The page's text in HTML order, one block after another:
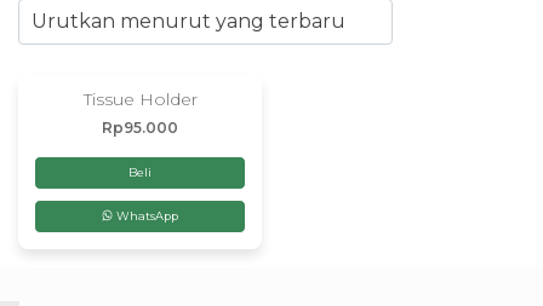
Tissue Holder
Rp95.000
Beli
WhatsApp